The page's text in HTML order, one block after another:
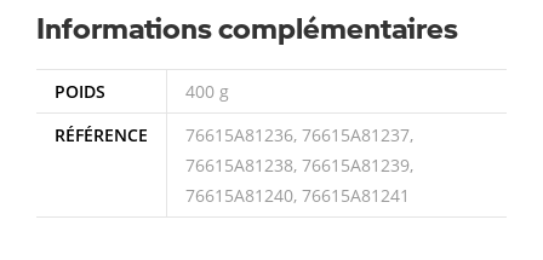
Informations complémentaires
POIDS
400 g
RÉFÉRENCE
76615A81236, 76615A81237,
76615A81238, 76615A81239,
76615A81240, 76615A81241